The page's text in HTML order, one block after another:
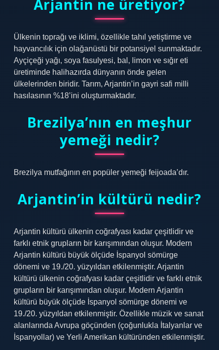
Arjantin ne üretiyor?
Ülkenin toprağı ve iklimi, özellikle tahıl yetiştirme ve
hayvancılık için olağanüstü bir potansiyel sunmaktadır.
Ayçiçeği yağı, soya fasulyesi, bal, limon ve sığır eti
üretiminde halihazırda dünyanın önde gelen
ülkelerinden biridir. Tarım, Arjantin’in gayri safi milli
hasılasının %18’ini oluşturmaktadır.
Brezilya’nın en meşhur
yemeği nedir?
Brezilya mutfağının en popüler yemeği feijoada’dır.
Arjantin’in kültürü nedir?
Arjantin kültürü ülkenin coğrafyası kadar çeşitlidir ve
farklı etnik grupların bir karışımından oluşur. Modern
Arjantin kültürü büyük ölçüde İspanyol sömürge
dönemi ve 19./20. yüzyıldan etkilenmiştir. Arjantin
kültürü ülkenin coğrafyası kadar çeşitlidir ve farklı etnik
grupların bir karışımından oluşur. Modern Arjantin
kültürü büyük ölçüde İspanyol sömürge dönemi ve
19./20. yüzyıldan etkilenmiştir. Özellikle müzik ve sanat
alanlarında Avrupa göçünden (çoğunlukla İtalyanlar ve
İspanyollar) ve Yerli Amerikan kültüründen etkilenmiştir.